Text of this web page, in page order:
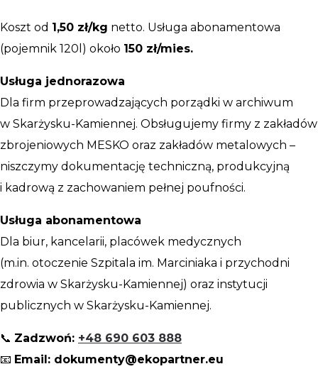
Koszt od 1,50 zł/kg netto. Usługa abonamentowa
(pojemnik 120l) około 150 zł/mies.
Usługa jednorazowa
Dla firm przeprowadzających porządki w archiwum
w Skarżysku-Kamiennej. Obsługujemy firmy z zakładów
zbrojeniowych MESKO oraz zakładów metalowych –
niszczymy dokumentację techniczną, produkcyjną
i kadrową z zachowaniem pełnej poufności.
Usługa abonamentowa
Dla biur, kancelarii, placówek medycznych
(m.in. otoczenie Szpitala im. Marciniaka i przychodni
zdrowia w Skarżysku-Kamiennej) oraz instytucji
publicznych w Skarżysku-Kamiennej.
📞 Zadzwoń: +48 690 603 888
📧 Email: dokumenty@ekopartner.eu